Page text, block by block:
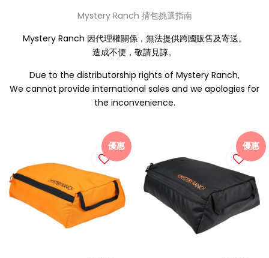
Mystery Ranch 揹包挑選指南
Mystery Ranch 因代理權關係，無法提供跨國販售及寄送。
造成不便，敬請見諒。
Due to the distributorship rights of Mystery Ranch,
We cannot provide international sales and we apologies for
the inconvenience.
優惠 優惠